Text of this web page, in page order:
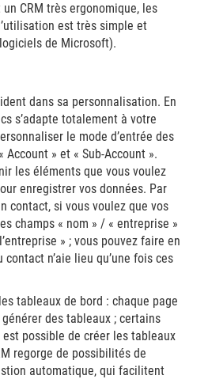
CRM très ergonomique, les
est très simple et
de Microsoft).
dans sa personnalisation. En
s’adapte totalement à votre
le mode d’entrée des
» et « Sub-Account ».
les éléments que vous voulez
enregistrer vos données. Par
contact, si vous voulez que vos
champs « nom » / « entreprise »
» ; vous pouvez faire en
n’aie lieu qu’une fois ces
tableaux de bord : chaque page
des tableaux ; certains
possible de créer les tableaux
regorge de possibilités de
automatique, qui facilitent